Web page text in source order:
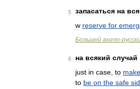
5 запасаться на
w reserve for
Большой англо-
6 на всякий случай
just in case to make
to be on the safe